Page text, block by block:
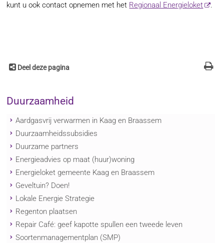
kunt u ook contact opnemen met het Regionaal Energieloket .
Deel deze pagina
Duurzaamheid
Aardgasvrij verwarmen in Kaag en Braassem
Duurzaamheidssubsidies
Duurzame partners
Energieadvies op maat (huur)woning
Energieloket gemeente Kaag en Braassem
Geveltuin? Doen!
Lokale Energie Strategie
Regenton plaatsen
Repair Café: geef kapotte spullen een tweede leven
Soortenmanagementplan (SMP)